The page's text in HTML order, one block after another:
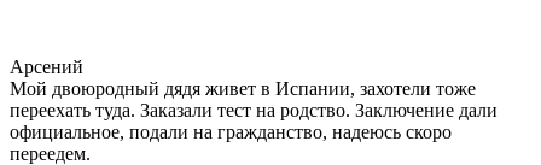
Арсений
Мой двоюродный дядя живет в Испании, захотели тоже
переехать туда. Заказали тест на родство. Заключение дали
официальное, подали на гражданство, надеюсь скоро
переедем.